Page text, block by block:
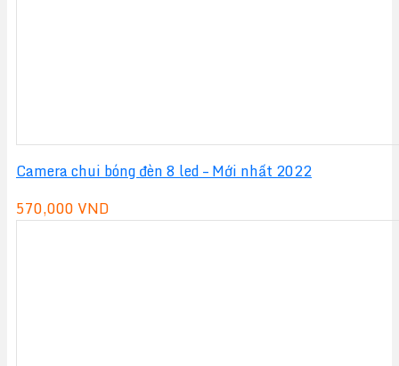
Camera chui bóng đèn 8 led – Mới nhất 2022
570,000VND